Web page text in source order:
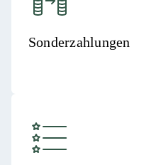
Sonderzahlungen